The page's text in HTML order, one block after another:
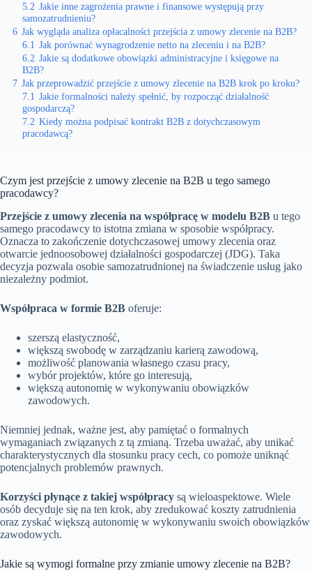
5.2 Jakie inne zagrożenia prawne i finansowe występują przy
samozatrudnieniu?
6 Jak wygląda analiza opłacalności przejścia z umowy zlecenie na B2B?
6.1 Jak porównać wynagrodzenie netto na zleceniu i na B2B?
6.2 Jakie są dodatkowe obowiązki administracyjne i księgowe na
B2B?
7 Jak przeprowadzić przejście z umowy zlecenie na B2B krok po kroku?
7.1 Jakie formalności należy spełnić, by rozpocząć działalność
gospodarczą?
7.2 Kiedy można podpisać kontrakt B2B z dotychczasowym
pracodawcą?
Czym jest przejście z umowy zlecenie na B2B u tego samego
pracodawcy?
Przejście z umowy zlecenia na współpracę w modelu B2B u tego
samego pracodawcy to istotna zmiana w sposobie współpracy.
Oznacza to zakończenie dotychczasowej umowy zlecenia oraz
otwarcie jednoosobowej działalności gospodarczej (JDG). Taka
decyzja pozwala osobie samozatrudnionej na świadczenie usług jako
niezależny podmiot.
Współpraca w formie B2B oferuje:
szerszą elastyczność,
większą swobodę w zarządzaniu karierą zawodową,
możliwość planowania własnego czasu pracy,
wybór projektów, które go interesują,
większą autonomię w wykonywaniu obowiązków
zawodowych.
Niemniej jednak, ważne jest, aby pamiętać o formalnych
wymaganiach związanych z tą zmianą. Trzeba uważać, aby unikać
charakterystycznych dla stosunku pracy cech, co pomoże uniknąć
potencjalnych problemów prawnych.
Korzyści płynące z takiej współpracy są wieloaspektowe. Wiele
osób decyduje się na ten krok, aby zredukować koszty zatrudnienia
oraz zyskać większą autonomię w wykonywaniu swoich obowiązków
zawodowych.
Jakie są wymogi formalne przy zmianie umowy zlecenie na B2B?